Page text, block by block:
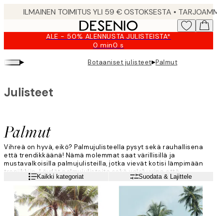
ALE - 50% ALENNUSTA JULISTEISTA*
0 min0 s
Voimassa
asti:
2026-
▸ Botaaniset julisteet▸Palmut
Palmut
Julisteet
Vihreä on hyvä, eikö? Palmujulisteella pysyt sekä rauhallisena
että trendikkäänä! Nämä molemmat saat värillisillä ja
mustavalkoisilla palmujulisteilla, jotka vievät kotisi lämpimään
tropiikkiin. Löydät palmujulisteita sekä valokuvina että
kuvituksina!
Lue lisää Kaikki kategoriat Suodata & Lajittele